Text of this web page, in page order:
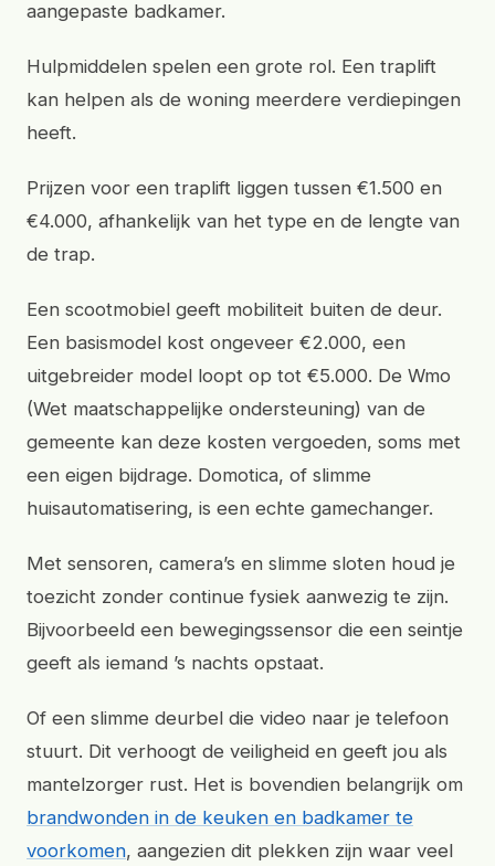
aangepaste badkamer.
Hulpmiddelen spelen een grote rol. Een traplift
kan helpen als de woning meerdere verdiepingen
heeft.
Prijzen voor een traplift liggen tussen €1.500 en
€4.000, afhankelijk van het type en de lengte van
de trap.
Een scootmobiel geeft mobiliteit buiten de deur.
Een basismodel kost ongeveer €2.000, een
uitgebreider model loopt op tot €5.000. De Wmo
(Wet maatschappelijke ondersteuning) van de
gemeente kan deze kosten vergoeden, soms met
een eigen bijdrage. Domotica, of slimme
huisautomatisering, is een echte gamechanger.
Met sensoren, camera’s en slimme sloten houd je
toezicht zonder continue fysiek aanwezig te zijn.
Bijvoorbeeld een bewegingssensor die een seintje
geeft als iemand ’s nachts opstaat.
Of een slimme deurbel die video naar je telefoon
stuurt. Dit verhoogt de veiligheid en geeft jou als
mantelzorger rust. Het is bovendien belangrijk om
brandwonden in de keuken en badkamer te
voorkomen, aangezien dit plekken zijn waar veel